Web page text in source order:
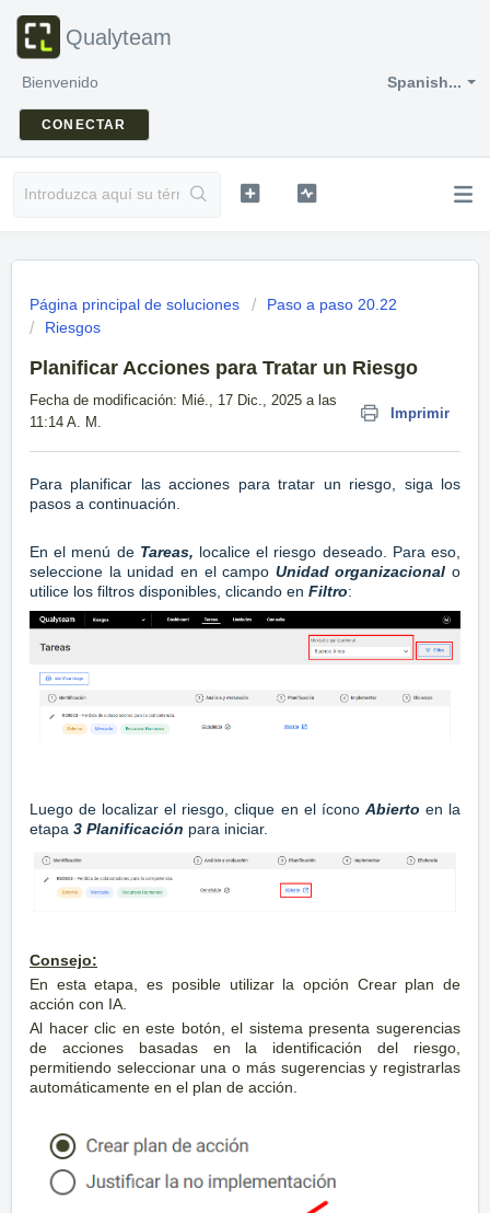
Qualyteam
Spanish...
Bienvenido
CONECTAR
Página principal de soluciones
Paso a paso 20.22
Riesgos
Planificar Acciones para Tratar un Riesgo
Imprimir
Fecha de modificación: Mié., 17 Dic., 2025 a las
11:14 A. M.
Para planificar las acciones para tratar un riesgo, siga los
pasos a continuación.
En el menú de Tareas, localice el riesgo deseado. Para eso,
seleccione la unidad en el campo Unidad organizacional o
utilice los filtros disponibles, clicando en Filtro:
Luego de localizar el riesgo, clique en el ícono Abierto en la
etapa 3 Planificación para iniciar.
Consejo:
En esta etapa, es posible utilizar la opción Crear plan de
acción con IA.
Al hacer clic en este botón, el sistema presenta sugerencias
de acciones basadas en la identificación del riesgo,
permitiendo seleccionar una o más sugerencias y registrarlas
automáticamente en el plan de acción.